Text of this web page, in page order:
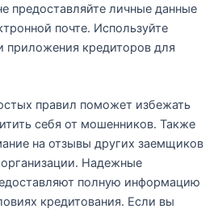
предоставляйте личные данные
почте. Используйте
приложения кредиторов для
правил поможет избежать
себя от мошенников. Также
на отзывы других заемщиков
Надежные
полную информацию
кредитования. Если вы